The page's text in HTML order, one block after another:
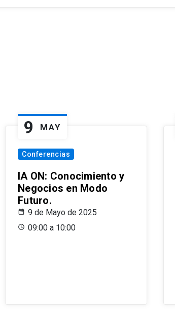
9 MAY
Conferencias
IA ON: Conocimiento y
Negocios en Modo
Futuro.
9 de Mayo de 2025
09:00 a 10:00